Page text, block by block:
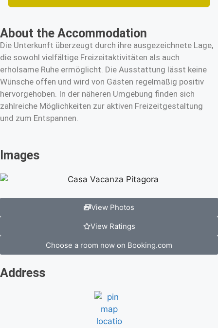
About the Accommodation
Die Unterkunft überzeugt durch ihre ausgezeichnete Lage,
die sowohl vielfältige Freizeitaktivitäten als auch
erholsame Ruhe ermöglicht. Die Ausstattung lässt keine
Wünsche offen und wird von Gästen regelmäßig positiv
hervorgehoben. In der näheren Umgebung finden sich
zahlreiche Möglichkeiten zur aktiven Freizeitgestaltung
und zum Entspannen.
Images
View Photos
View Ratings
Choose a room now on Booking.com
Address